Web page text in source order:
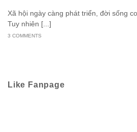
Xã hội ngày càng phát triển, đời sống
Tuy nhiên [...]
3 COMMENTS
Like Fanpage